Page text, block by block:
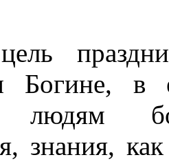
Богине, в
людям
знания,